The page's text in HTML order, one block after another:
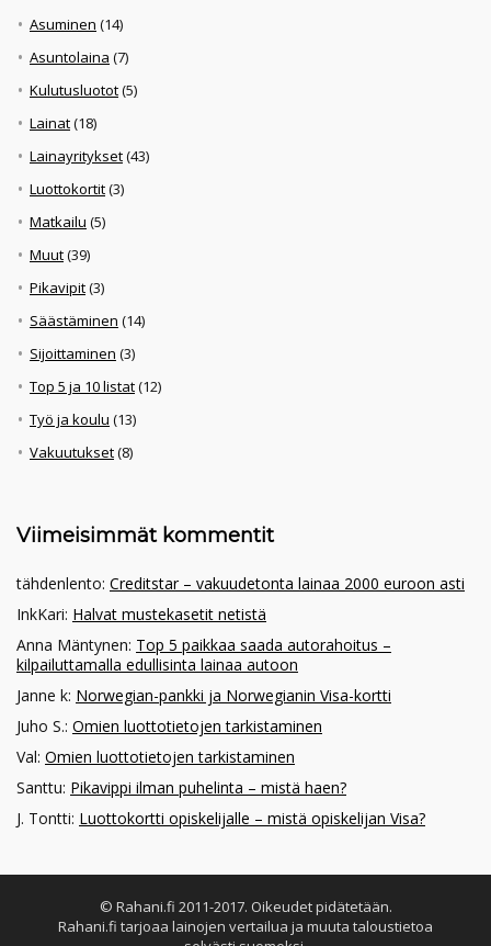
Asuminen (14)
Asuntolaina (7)
Kulutusluotot(5)
Lainat(18)
Lainayritykset(43)
Luottokortit(3)
Matkailu (5)
Muut(39)
Pikavipit(3)
Säästäminen (14)
Sijoittaminen (3)
Top 5 ja 10 listat(12)
Työ ja koulu (13)
Vakuutukset(8)
Viimeisimmät kommentit
tähdenlento: Creditstar – vakuudetonta lainaa 2000 euroon asti
InkKari: Halvat mustekasetit netistä
Anna Mäntynen: Top 5 paikkaa saada autorahoitus –
kilpailuttamalla edullisinta lainaa autoon
Janne k: Norwegian-pankki ja Norwegianin Visa-kortti
Juho S.: Omien luottotietojen tarkistaminen
Val: Omien luottotietojen tarkistaminen
Santtu: Pikavippi ilman puhelinta – mistä haen?
J. Tontti: Luottokortti opiskelijalle – mistä opiskelijan Visa?
© Rahani.fi 2011-2017. Oikeudet pidätetään.
Rahani.fi tarjoaa lainojen vertailua ja muuta taloustietoa